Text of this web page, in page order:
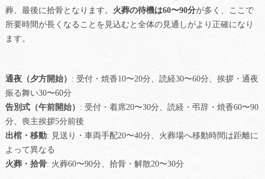
葬、最後に拾骨となります。 火葬の待機は60〜90分が多く、ここで
所要時間が長くなることを見込むと全体の見通しがより正確になり
ます。
通夜（夕方開始） : 受付・焼香10〜20分、読経30〜60分、挨拶・通夜
振る舞い30〜60分
告別式（午前開始） : 受付・着席20〜30分、読経・弔辞・焼香60〜90
分、喪主挨拶5分前後
出棺・移動: 見送り・車両手配20〜40分、火葬場へ移動時間は距離に
よって異なる
火葬・拾骨: 火葬60〜90分、拾骨・解散20〜30分